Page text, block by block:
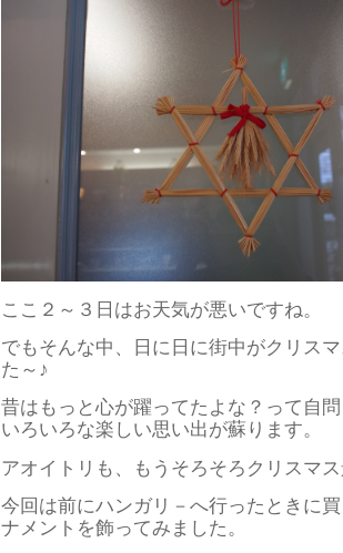
ここ２～３日はお天気が悪いですね。
でもそんな中、日に日に街中がクリス
た～♪
昔はもっと心が躍ってたよな？って自
いろいろな楽しい思い出が蘇ります。
アオイトリも、もうそろそろクリスマ
今回は前にハンガリ－へ行ったときに
ナメントを飾ってみました。